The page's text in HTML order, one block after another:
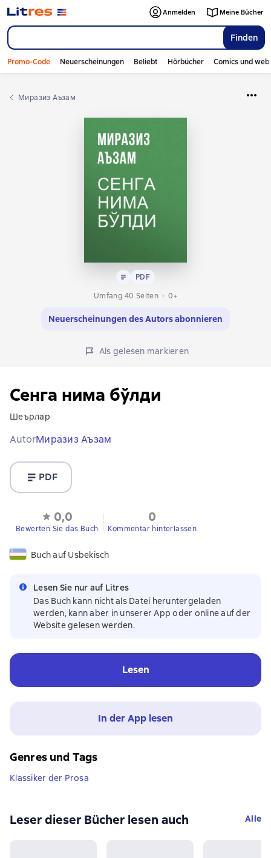
Finden
Anmelden Meine Bücher
Promo-Code Neuerscheinungen Beliebt Hörbücher Comics und
Миразиз Аъзам
Text PDF
PDF
Umfang 40 Seiten
0+
Neuerscheinungen des Autors abonnieren
Als gelesen markieren
Сенга нима бўлди
Шеърлар
AutorМиразиз Аъзам
PDF
0,0
Bewerten Sie das Buch
0
Kommentar hinterlassen
Buch auf Usbekisch
Lesen Sie nur auf Litres
Das Buch kann nicht als Datei heruntergeladen
werden, kann aber in unserer App oder online auf der
Website gelesen werden.
Lesen
In der App lesen
Genres und Tags
Klassiker der Prosa
Leser dieser Bücher lesen auch Alle